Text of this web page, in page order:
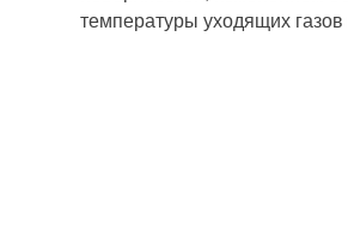
температуры уходящих